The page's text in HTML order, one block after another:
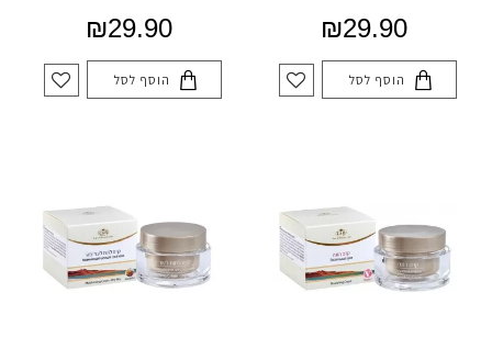
₪29.90
הוסף לסל
₪29.90
הוסף לסל